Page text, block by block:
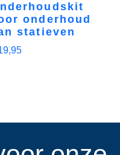
onderhoud
statieven